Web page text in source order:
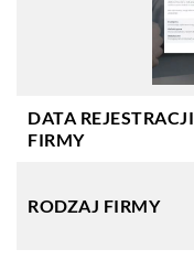
DATA REJESTRACJI
FIRMY
RODZAJ FIRMY